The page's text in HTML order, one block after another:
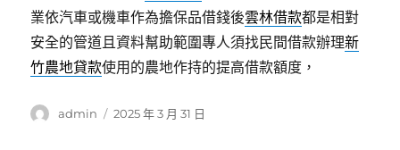
業依汽車或機車作為擔保品借錢後雲林借款都是相對
安全的管道且資料幫助範圍專人須找民間借款辦理新
竹農地貸款使用的農地作持的提高借款額度，
作
admin
發
2025 年 3 月 31 日